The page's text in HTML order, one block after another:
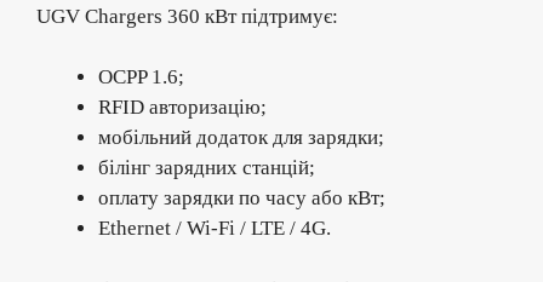
UGV Chargers 360 кВт підтримує:
OCPP 1.6;
RFID авторизацію;
мобільний додаток для зарядки;
білінг зарядних станцій;
оплату зарядки по часу або кВт;
Ethernet / Wi-Fi / LTE / 4G.